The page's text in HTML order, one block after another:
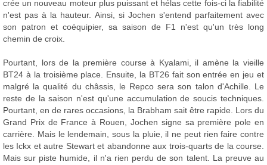
crée un nouveau moteur plus puissant et hélas cette fois-ci la fiabilité
n'est pas à la hauteur. Ainsi, si Jochen s'entend parfaitement avec
son patron et coéquipier, sa saison de F1 n'est qu'un très long
chemin de croix.
Pourtant, lors de la première course à Kyalami, il amène la vieille
BT24 à la troisième place. Ensuite, la BT26 fait son entrée en jeu et
malgré la qualité du châssis, le Repco sera son talon d'Achille. Le
reste de la saison n'est qu'une accumulation de soucis techniques.
Pourtant, en de rares occasions, la Brabham sait être rapide. Lors du
Grand Prix de France à Rouen, Jochen signe sa première pole en
carrière. Mais le lendemain, sous la pluie, il ne peut rien faire contre
les Ickx et autre Stewart et abandonne aux trois-quarts de la course.
Mais sur piste humide, il n'a rien perdu de son talent. La preuve au